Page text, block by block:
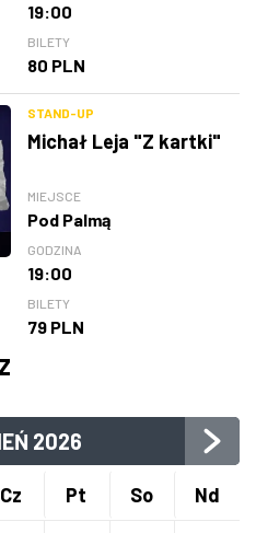
19:00
BILETY
80 PLN
STAND-UP
Michał Leja "Z kartki"
MIEJSCE
Pod Palmą
GODZINA
19:00
BILETY
79 PLN
2026
Cz Pt So Nd